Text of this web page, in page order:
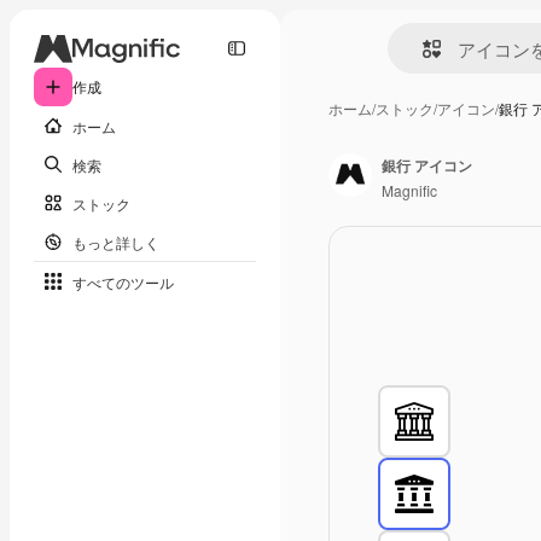
作成
ホーム
検索
ストック
もっと詳しく
すべてのツール
ホーム/ストック/アイコン/銀行
銀行 アイコン
Magnific